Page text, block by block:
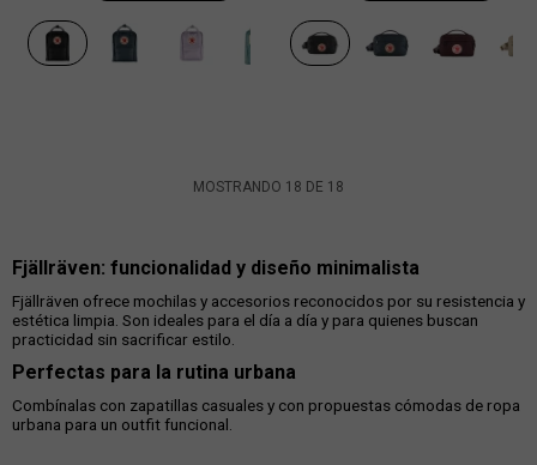
MOSTRANDO 18 DE 18
Fjällräven: funcionalidad y diseño minimalista
Fjällräven ofrece mochilas y accesorios reconocidos por su resistencia y
estética limpia. Son ideales para el día a día y para quienes buscan
practicidad sin sacrificar estilo.
Perfectas para la rutina urbana
Combínalas con zapatillas casuales y con propuestas cómodas de ropa
urbana para un outfit funcional.